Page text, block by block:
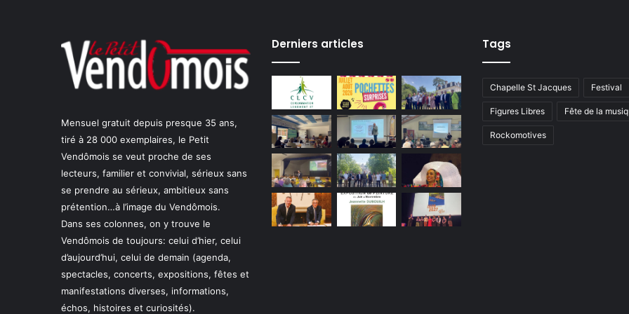
o
i
t
o
e
n
n
e
Mensuel gratuit depuis presque 35 ans,
tiré à 28 000 exemplaires, le Petit
Vendômois se veut proche de ses
lecteurs, familier et convivial, sérieux sans
se prendre au sérieux, ambitieux sans
prétention…à l’image du Vendômois.
Dans ses colonnes, on y trouve le
Vendômois de toujours: celui d’hier, celui
d’aujourd’hui, celui de demain (agenda,
spectacles, concerts, expositions, fêtes et
manifestations diverses, informations,
échos, histoires et curiosités).
Derniers articles Tags
Chapelle St Jacques Festival
Figures Libres Fête de la
Rockomotives